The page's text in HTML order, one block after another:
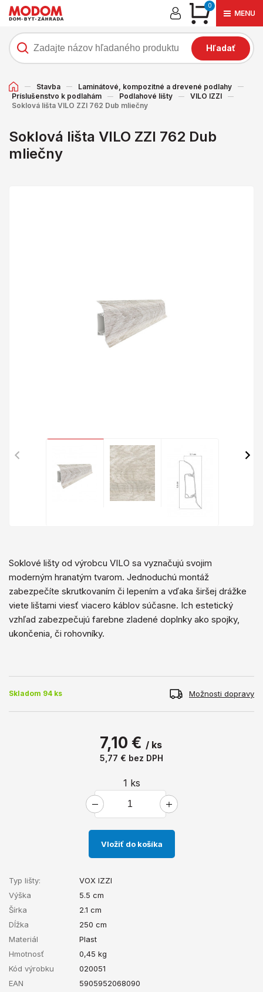
0
MENU
Hľadať
Stavba
Laminátové, kompozitné a drevené podlahy
Príslušenstvo k podlahám
Podlahové lišty
VILO IZZI
Soklová lišta VILO ZZI 762 Dub mliečny
Soklová lišta VILO ZZI 762 Dub
mliečny
Soklové lišty od výrobcu VILO sa vyznačujú svojim
moderným hranatým tvarom. Jednoduchú montáž
zabezpečíte skrutkovaním či lepením a vďaka širšej drážke
viete lištami viesť viacero káblov súčasne. Ich estetický
vzhľad zabezpečujú farebne zladené doplnky ako spojky,
ukončenia, či rohovníky.
Skladom 94 ks Možnosti dopravy
7,10 € / ks
5,77 € bez DPH
1 ks
Vložiť do košíka
Typ lišty:
VOX IZZI
Výška
5.5 cm
Šírka
2.1 cm
Dĺžka
250 cm
Materiál
Plast
Hmotnosť
0,45 kg
Kód výrobku
020051
EAN
5905952068090